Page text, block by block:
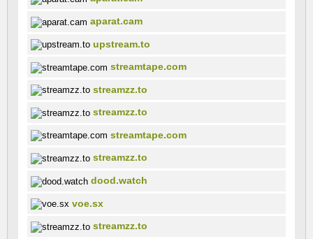
aparat.cam
upstream.to
streamtape.com
streamzz.to
streamzz.to
streamtape.com
streamzz.to
dood.watch
voe.sx
streamzz.to